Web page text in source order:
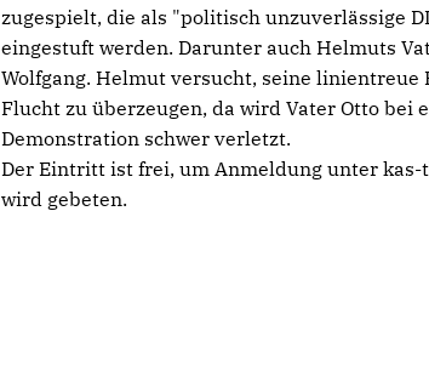
zugespielt, die als "politisch unzuverlässige
eingestuft werden. Darunter auch Helmuts
Wolfgang. Helmut versucht, seine linientreue
Flucht zu überzeugen, da wird Vater Otto bei
Demonstration schwer verletzt.
Der Eintritt ist frei, um Anmeldung unter kas-
wird gebeten.